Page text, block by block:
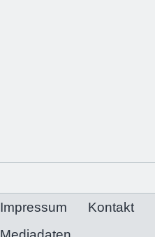
Impressum Kontakt